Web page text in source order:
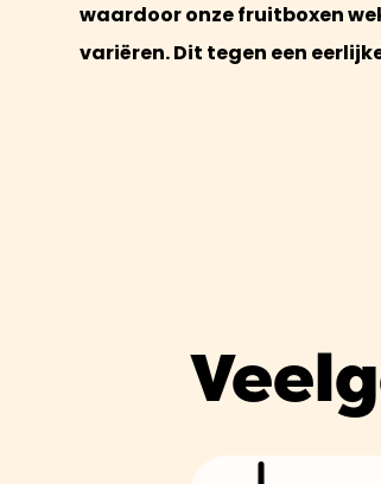
waardoor onze fruitboxen
variëren. Dit tegen een